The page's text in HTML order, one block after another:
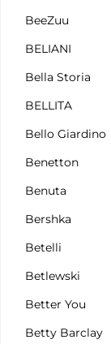
BeeZuu
BELIANI
Bella Storia
BELLITA
Bello Giardino
Benetton
Benuta
Bershka
Betelli
Betlewski
Better You
Betty Barclay